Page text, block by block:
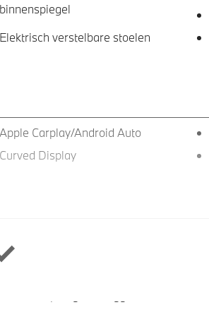
binnenspiegel
Elektrisch verstelbare stoelen
Apple Carplay/Android Auto
Curved Display
Shadow Line